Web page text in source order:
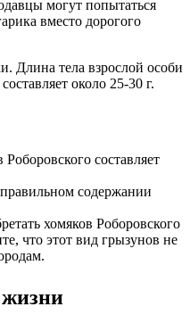
могут попытаться
вместо дорогого
Длина тела взрослой особи
около 25-30 г.
составляет
содержании
хомяков Роборовского
что этот вид грызунов не
жизни